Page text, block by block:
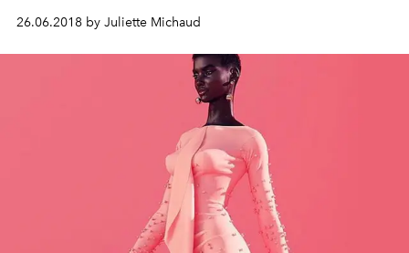
Hollywood. Nous avons rencontré Katherine Langford à
Los Angeles, où la jeune Australienne s’acclimate à son
nouveau statut de star.
26.06.2018 by Juliette Michaud